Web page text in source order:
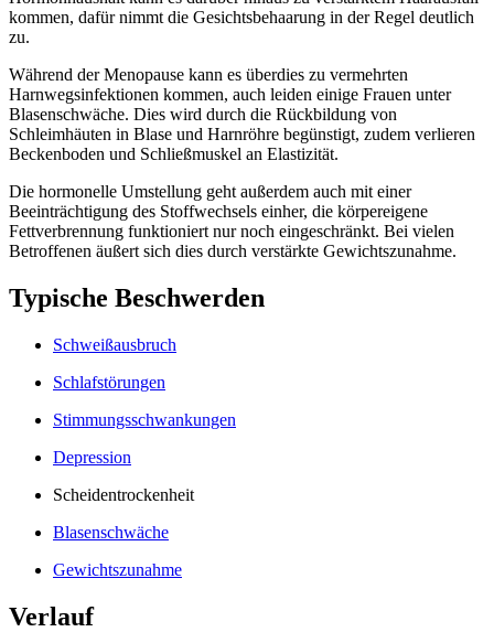
kommen, dafür nimmt die Gesichtsbehaarung in der Regel deutlich
zu.
Während der Menopause kann es überdies zu vermehrten
Harnwegsinfektionen kommen, auch leiden einige Frauen unter
Blasenschwäche. Dies wird durch die Rückbildung von
Schleimhäuten in Blase und Harnröhre begünstigt, zudem verlieren
Beckenboden und Schließmuskel an Elastizität.
Die hormonelle Umstellung geht außerdem auch mit einer
Beeinträchtigung des Stoffwechsels einher, die körpereigene
Fettverbrennung funktioniert nur noch eingeschränkt. Bei vielen
Betroffenen äußert sich dies durch verstärkte Gewichtszunahme.
Typische Beschwerden
Schweißausbruch
Schlafstörungen
Stimmungsschwankungen
Depression
Scheidentrockenheit
Blasenschwäche
Gewichtszunahme
Verlauf